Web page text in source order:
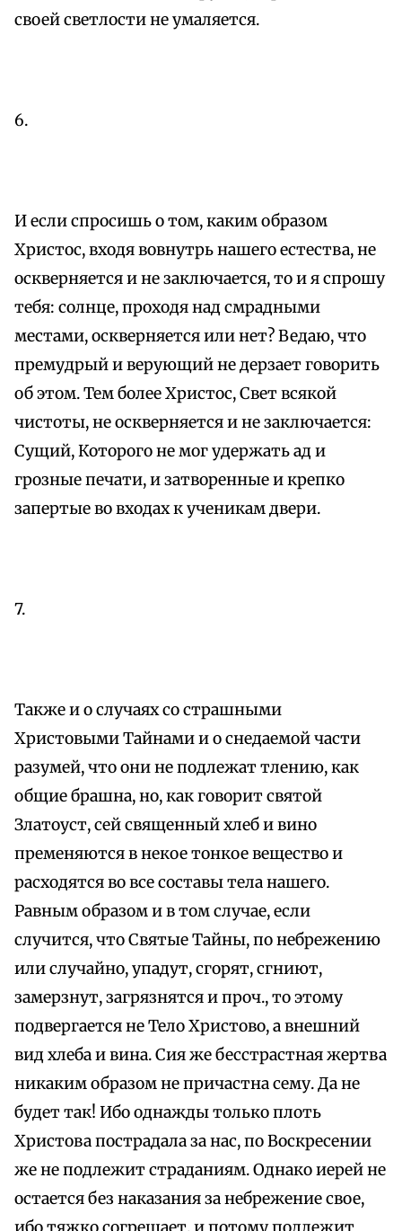
своей светлости не умаляется.
6.
И если спросишь о том, каким образом
Христос, входя вовнутрь нашего естества, не
оскверняется и не заключается, то и я спрошу
тебя: солнце, проходя над смрадными
местами, оскверняется или нет? Ведаю, что
премудрый и верующий не дерзает говорить
об этом. Тем более Христос, Свет всякой
чистоты, не оскверняется и не заключается:
Сущий, Которого не мог удержать ад и
грозные печати, и затворенные и крепко
запертые во входах к ученикам двери.
7.
Также и о случаях со страшными
Христовыми Тайнами и о снедаемой части
разумей, что они не подлежат тлению, как
общие брашна, но, как говорит святой
Златоуст, сей священный хлеб и вино
пременяются в некое тонкое вещество и
расходятся во все составы тела нашего.
Равным образом и в том случае, если
случится, что Святые Тайны, по небрежению
или случайно, упадут, сгорят, сгниют,
замерзнут, загрязнятся и проч., то этому
подвергается не Тело Христово, а внешний
вид хлеба и вина. Сия же бесстрастная жертва
никаким образом не причастна сему. Да не
будет так! Ибо однажды только плоть
Христова пострадала за нас, по Воскресении
же не подлежит страданиям. Однако иерей не
остается без наказания за небрежение свое,